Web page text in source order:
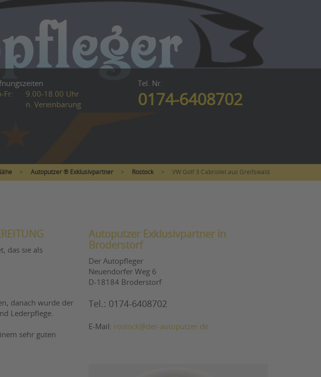
Fr:
9.00-18.00 Uhr
n. Vereinbarung
Tel. Nr.
0174-6408702
> Autoputzer ® Exklusivpartner > Rostock > VW Golf 3 Cabriolet aus Greifswald
das sie als
danach wurde der
Lederpflege.
sehr guten
Autoputzer Exklusivpartner in
Broderstorf
Der Autopfleger
Neuendorfer Weg 6
D-18184 Broderstorf
Tel.: 0174-6408702
E-Mail: rostock@der-autoputzer.de